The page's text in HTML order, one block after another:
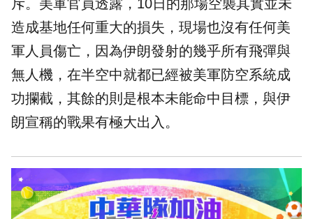
斥。美軍官員透露，10日的那場空襲其實並未
造成基地任何重大的損失，現場也沒有任何美
軍人員傷亡，因為伊朗發射的幾乎所有飛彈與
無人機，在半空中就都已經被美軍防空系統成
功攔截，其餘的則是根本未能命中目標，與伊
朗宣稱的戰果有極大出入。